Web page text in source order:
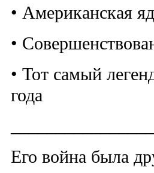
• Американская
•
• Тот самый
года
Его война была